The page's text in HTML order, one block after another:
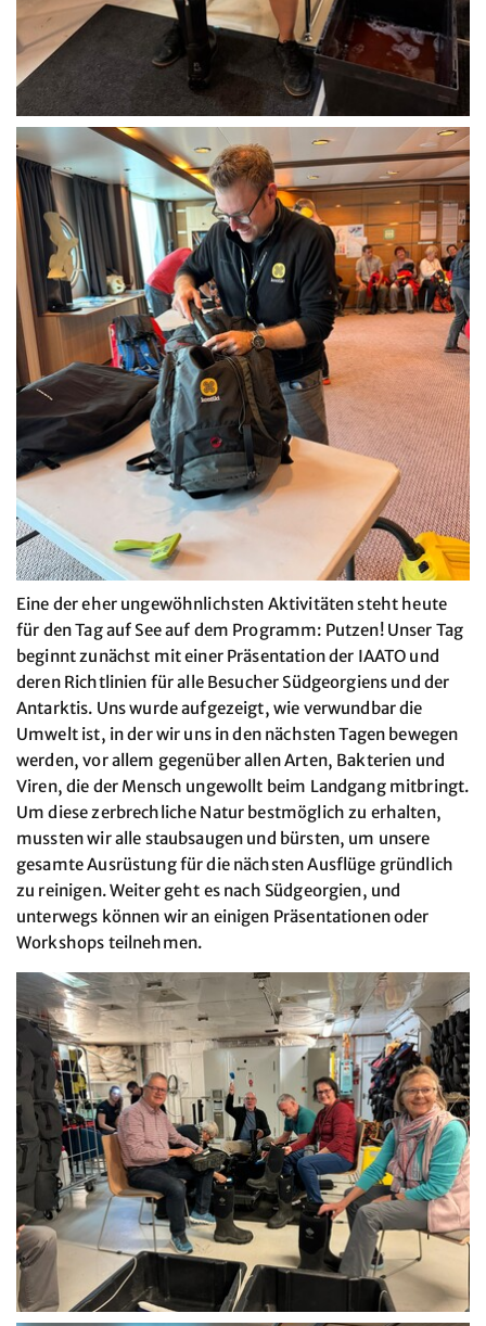
Eine der eher ungewöhnlichsten Aktivitäten steht heute
für den Tag auf See auf dem Programm: Putzen! Unser Tag
beginnt zunächst mit einer Präsentation der IAATO und
deren Richtlinien für alle Besucher Südgeorgiens und der
Antarktis. Uns wurde aufgezeigt, wie verwundbar die
Umwelt ist, in der wir uns in den nächsten Tagen bewegen
werden, vor allem gegenüber allen Arten, Bakterien und
Viren, die der Mensch ungewollt beim Landgang mitbringt.
Um diese zerbrechliche Natur bestmöglich zu erhalten,
mussten wir alle staubsaugen und bürsten, um unsere
gesamte Ausrüstung für die nächsten Ausflüge gründlich
zu reinigen. Weiter geht es nach Südgeorgien, und
unterwegs können wir an einigen Präsentationen oder
Workshops teilnehmen.